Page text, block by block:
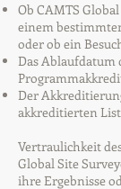
Ob CAMTS
einem
oder ob ein
Das Ablaufdatum
Der
akkreditierten
Vertraulichkeit
Global Site
ihre Ergebnisse